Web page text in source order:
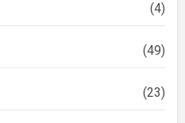
(4)
(49)
(23)